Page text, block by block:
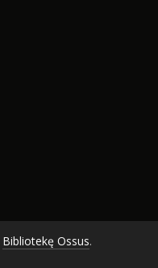
Bibliotekę Ossus.